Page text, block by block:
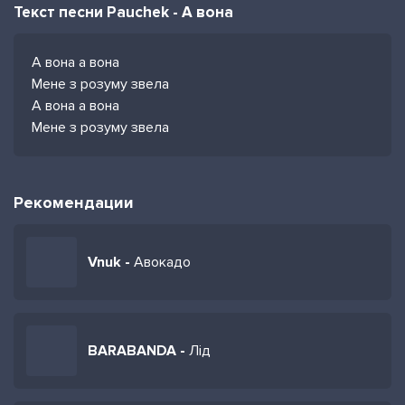
Текст песни Pauchek - А вона
А вона а вона
Мене з розуму звела
А вона а вона
Мене з розуму звела
Рекомендации
Vnuk - Авокадо
BARABANDA - Лід